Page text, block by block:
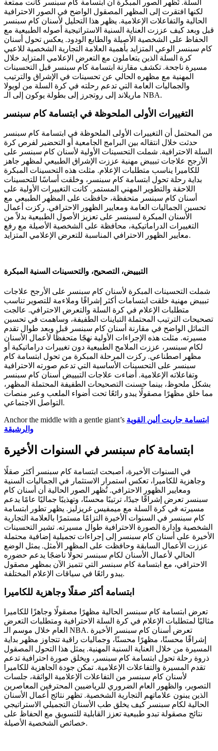
السلة. تُظهر الصور المبكرة أن ابتسامة كام سبنسر كانت ممتعة
لكنها افتقرت إلى المظهر المصقول الواضح في الصور الاحترافية
الحالية والتفاعلات الإعلامية. يظهر هذا التحليل لأسنان كام سبنسر
قبل وبعد كيف عززت العناية السنية الاستراتيجية أصوله الطبيعية مع
الحفاظ على الشخصية الأصيلة والطابع الودود. يعكس تحول أسنان
كام سبنسر الوعي المتزايد بأهمية العلامة التجارية الشخصية للاعبي
كرة السلة الذين يتعاملون مع التعرض الإعلامي المتزايد خلال
مسيرة ناجحة. تكشف مقارنة ابتسامة كام سبنسر قبل التحسينات
المهنية مع مظهره الحالي عن تحسينات في الإشراق والترتيب
والجماليات العامة التي تدعم رحلته في كرة السلة من لويولا
ماريلاند إلى روتجرز إلى بطولة يوكون إلى الـ NBA.
التغييرات الأولى الملحوظة في ابتسامة كام سبنسر
من المحتمل أن التغييرات الأولى الملحوظة في ابتسامة كام سبنسر
حدثت خلال انتقاله بين البرامج الجامعية أو التحضير لفرص كرة
السلة الاحترافية. شملت التحسينات الأولية لأسنان كام سبنسر على
الأرجح علاجات تبييض مهنية عززت الإشراق الطبيعي لمظهر جاهز
للكاميرا يناسب متطلبات الإعلام. مثلت هذه التحسينات المبكرة
بداية رحلة تحول ابتسامة كام سبنسر، وخلقت أساسًا للتحسينات
اللاحقة والتطوير المهني المستمر. كانت التغييرات الأولية على
أسنان كام سبنسر متحفظة، حافظت على المظهر الطبيعي مع
تحسين الجماليات العامة ومعايير الظهور الاحترافي. ركزت أعمال
الأسنان المبكرة لسبنسر على تعزيز الأصول الطبيعية بدلاً من
التغييرات الدراماتيكية، محافظة على الشخصية الأصيلة مع رفع
معايير الظهور الاحترافي المناسبة للتعرض الإعلامي المتزايد.
التبييض، التصحيح، والتحسينات السنية المبكرة
شملت التحسينات المبكرة لأسنان كام سبنسر على الأرجح علاجات
تبييض مهنية خلقت ابتسامات أكثر إشراقًا وملاءمة للتصوير تناسب
متطلبات الإعلام في كرة السلة والتعرض الاحترافي. عالجت
تصحيحات الترتيب المحتملة التباينات الطفيفة، وساهمت في تحسين
التماثل الواضح في مقارنة أسنان كام سبنسر قبل وبعد طوال تقدم
مسيرته. مثلت هذه الإجراءات الأولية نهجًا متحفظًا لأعمال الأسنان
لكام سبنسر، عززت الملامح الطبيعية دون تغييرات دراماتيكية أو
مظهر اصطناعي. ركزت المرحلة المبكرة من تحول ابتسامة كام
سبنسر على التحسينات الأساسية التي تدعم صورته الاحترافية
وتفاعلاته الإعلامية. أضاءت علاجات التبييض أسنان كام سبنسر
بشكل ملحوظ، بينما حسنت التصحيحات الطفيفة المحتملة المظهر،
مما خلق مظهرًا مصقولًا يبدو رائعًا تحت أضواء الملعب وعبر منصات
التواصل الاجتماعي.
Anchor the middle with a gentle giant’s ابتسامة جاريت ألين القوية
والرشيقة
ابتسامة كام سبنسر في السنوات الأخيرة
في السنوات الأخيرة، أصبحت ابتسامة كام سبنسر أكثر صقلًا
وجاهزية للكاميرا، تعكس استمرار الاستثمار في الجماليات السنية
ومعايير الظهور الاحترافي. تُظهر الصور الحالية أن أسنان كام
سبنسر تعرض إشراقًا جيدًا، ترتيبًا محسنًا، وتهذيبًا جماليًا عامًا يدعم
مسيرته في كرة السلة مع ميمفيس غريزليز. يظهر تطور ابتسامة
كام سبنسر في السنوات الأخيرة التزامًا مستمرًا بالعلامة التجارية
الشخصية وإدارة الصورة الاحترافية طوال مسيرته. تشير التحسينات
الأخيرة على أسنان كام سبنسر إلى إجراءات تجميلية إضافية محتملة
عززت الأعمال السابقة وحافظت على المظهر الأمثل. يمثل الوضع
الحالي لأعمال الأسنان لكام سبنسر تحولًا ناضجًا يدعم حضوره
الاحترافي، مع ابتسامة كام سبنسر التي تتميز الآن بمظهر مصقول
يبدو رائعًا في سياقات الإعلام المختلفة.
ابتسامة أكثر صقلًا وجاهزية للكاميرا
تعرض ابتسامة كام سبنسر الحالية مظهرًا مصقولًا وجاهزًا للكاميرا
مثاليًا لمتطلبات الإعلام في كرة السلة الاحترافية ومتطلبات التعرض
العام خلال موسم الـ NBA. تعرض أسنان كام سبنسر الأخيرة
إشراقًا محسنًا، مظهرًا محسنًا، وجماليات راقية تتجاوز مظهر بداية
المسيرة من خلال العناية السنية المهنية. يمثل هذا التحول المصقول
ذروة رحلة تحول ابتسامة كام سبنسر، ويخلق صورة احترافية تدعم
تقدم المسيرة والتفاعلات الإعلامية. تمكن جودة الجاهزية للكاميرا
لأسنان كام سبنسر من التفاعلات الإعلامية الواثقة، جلسات
التصوير، والظهور العام الضروري للرياضيين المحترفين المعاصرين
الذين يبنون علاماتهم التجارية الشخصية. تظهر نتائج أعمال الأسنان
الحالية لكام سبنسر كيف يخلق طب الأسنان التجميلي الاستراتيجي
نتائج مصقولة تبدو طبيعية تعزز القابلية للتسويق مع الحفاظ على
خصائص الشخصية الأصيلة.